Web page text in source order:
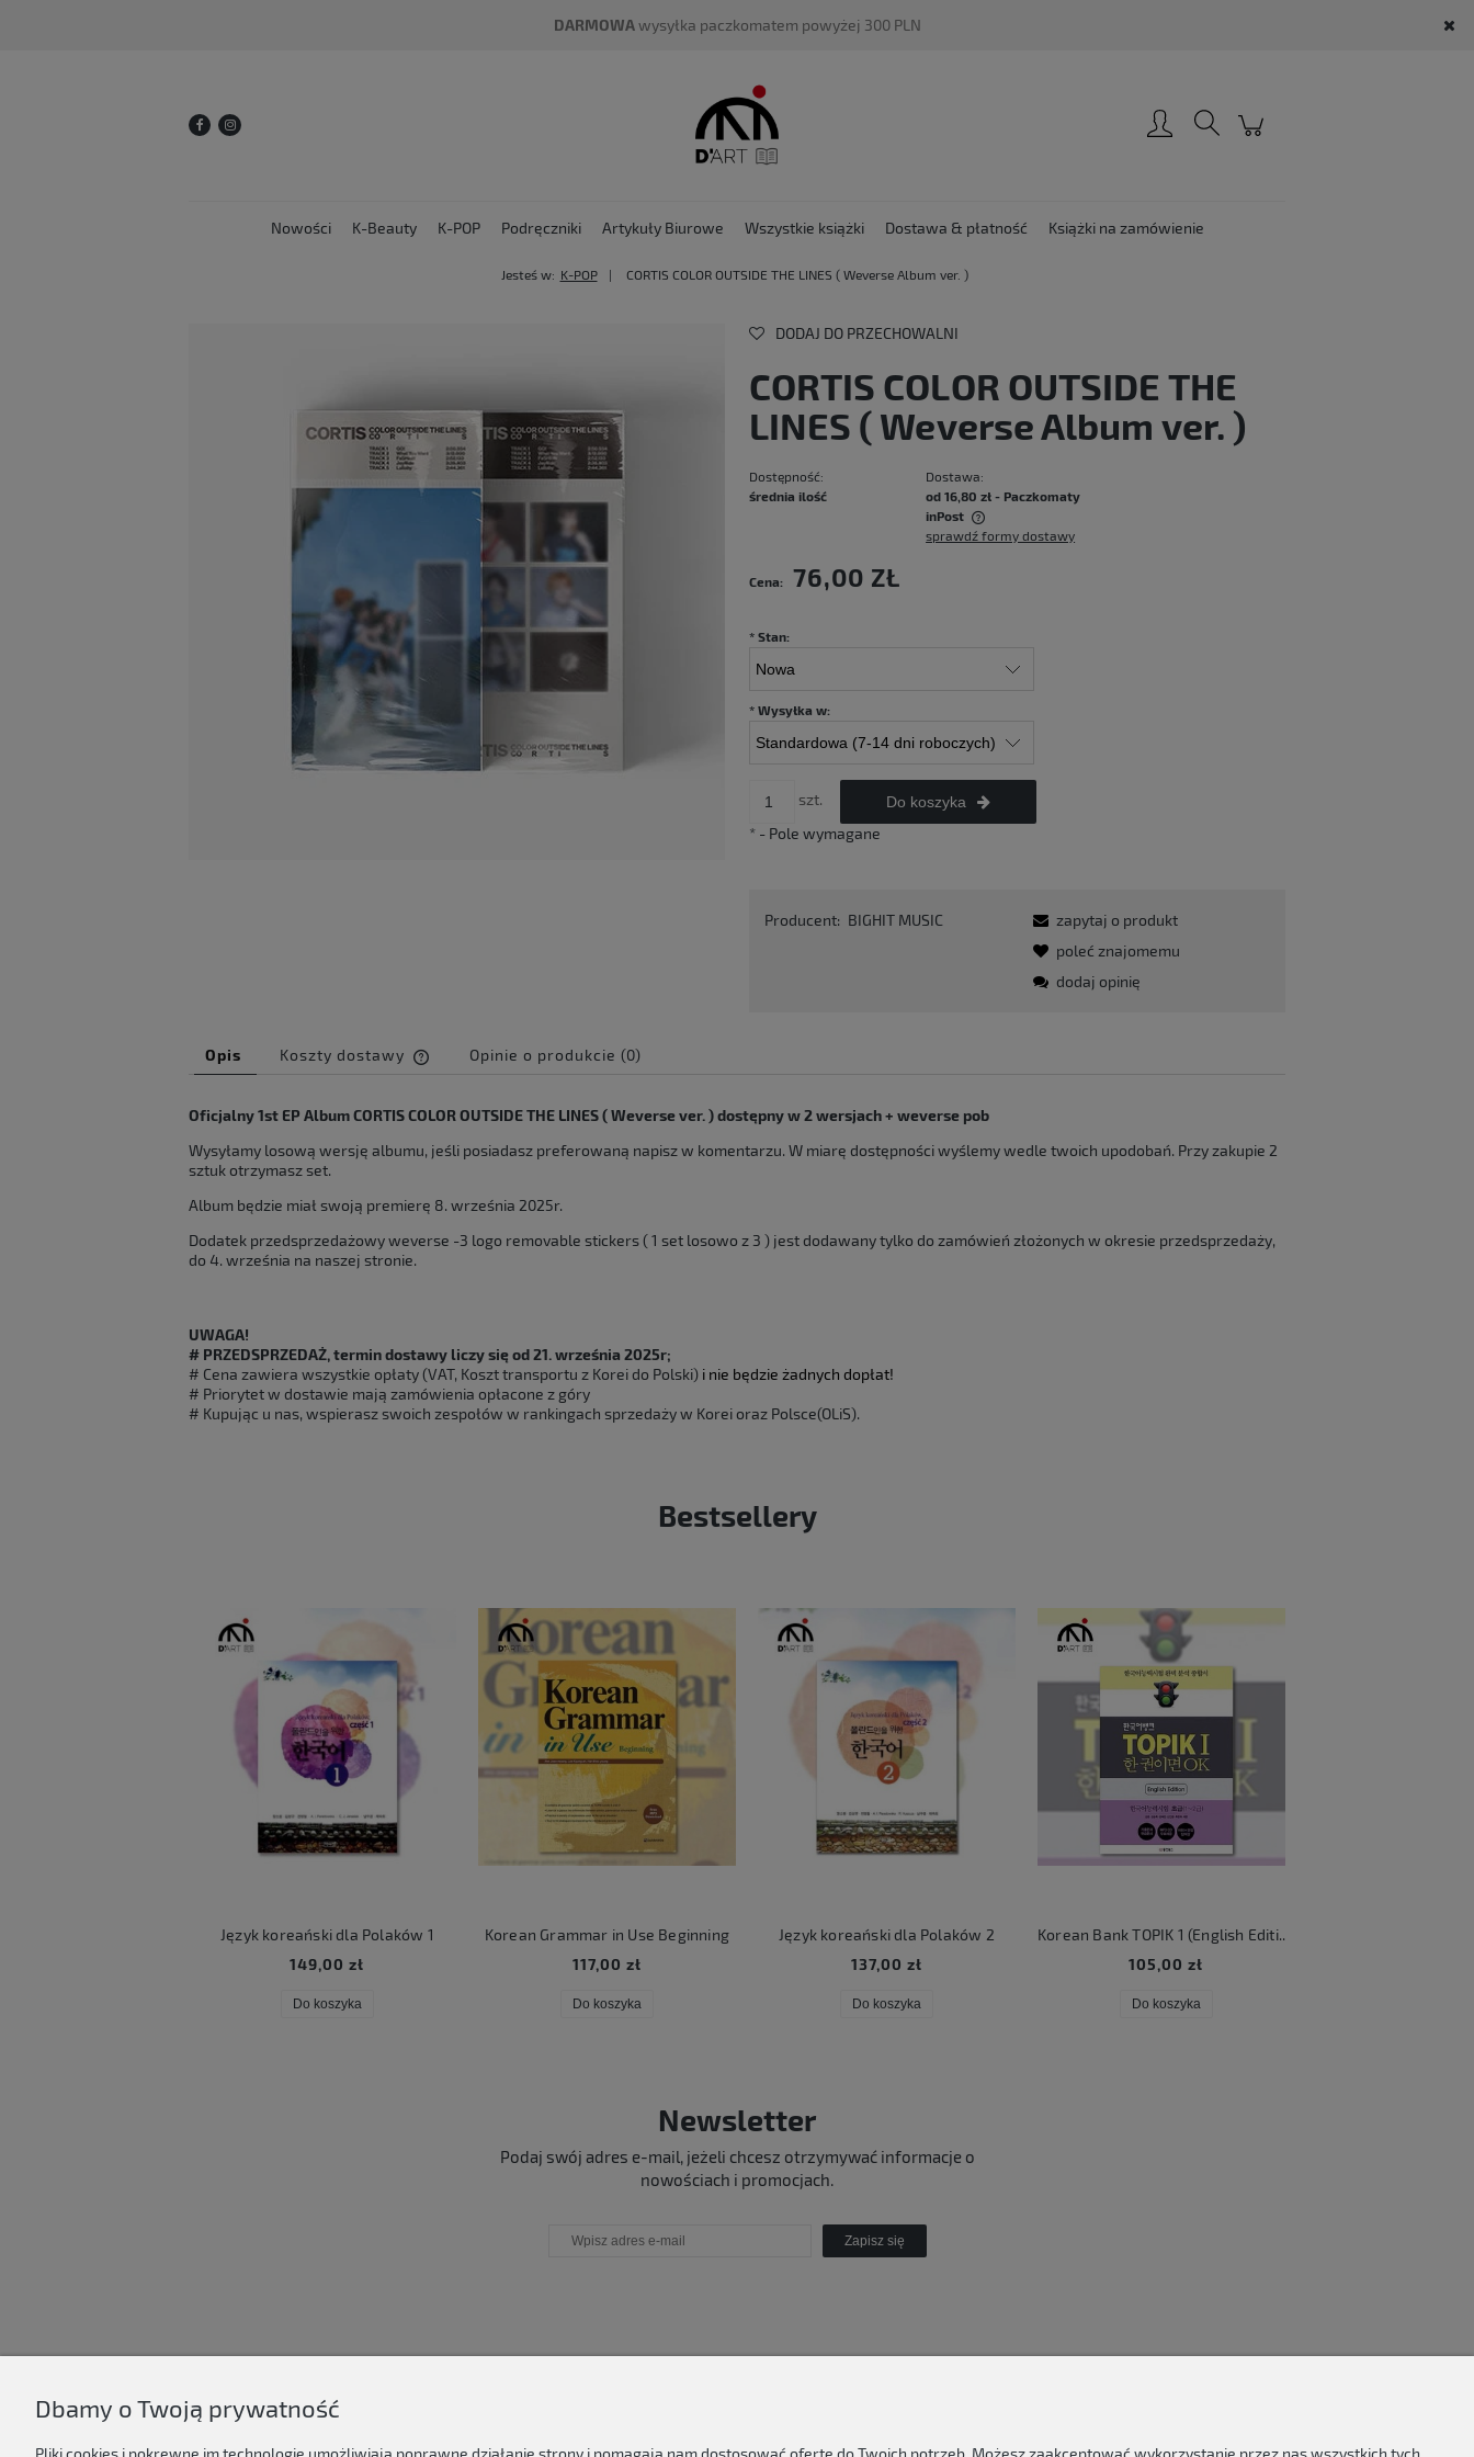
DARMOWAwysyłka paczkomatem powyżej 300 PLN
Nowości K-Beauty K-POP Podręczniki Artykuły Biurowe Wszystkie książki Dostawa & płatność Książki na zamówienie
Jesteś w: K-POP CORTIS COLOR OUTSIDE THE LINES ( Weverse Album ver. )
DODAJ DO PRZECHOWALNI
CORTIS COLOR OUTSIDE THE
LINES ( Weverse Album ver. )
Dostępność:
średnia ilość
Dostawa:
od 16,80 zł - Paczkomaty
inPost
płatności
sprawdź formy dostawy
Cena: 76,00 ZŁ
*Stan:
*Wysyłka w:
szt. Do koszyka
*- Pole wymagane
Producent: BIGHIT MUSIC
zapytaj o produkt
poleć znajomemu
dodaj opinię
Opis Koszty dostawy
Cena nie zawiera ewentualnych
Opinie o produkcie (0)
Oficjalny 1st EP Album CORTIS COLOR OUTSIDE THE LINES ( Weverse ver. ) dostępny w 2 wersjach + weverse pob
Wysyłamy losową wersję albumu, jeśli posiadasz preferowaną napisz w komentarzu. W miarę dostępności wyślemy wedle twoich upodobań. Przy zakupie 2
sztuk otrzymasz set.
Album będzie miał swoją premierę 8. września 2025r.
Dodatek przedsprzedażowy weverse -3 logo removable stickers ( 1 set losowo z 3 ) jest dodawany tylko do zamówień złożonych w okresie przedsprzedaży,
do 4. września na naszej stronie.
UWAGA!
# PRZEDSPRZEDAŻ, termin dostawy liczy się od 21. września 2025r;
# Cena zawiera wszystkie opłaty (VAT, Koszt transportu z Korei do Polski) i nie będzie żadnych dopłat!
# Priorytet w dostawie mają zamówienia opłacone z góry
# Kupując u nas, wspierasz swoich zespołów w rankingach sprzedaży w Korei oraz Polsce(OLiS).
Bestsellery
Język koreański dla Polaków 1
149,00 zł
Do koszyka
Korean Grammar in Use Beginning
117,00 zł
Do koszyka
Język koreański dla Polaków 2
137,00 zł
Do koszyka
Korean Bank TOPIK 1 (English Edition)
105,00 zł
Do koszyka
Newsletter
Podaj swój adres e-mail, jeżeli chcesz otrzymywać informacje o
nowościach i promocjach.
Zapisz się
Dbamy o Twoją prywatność
Pliki cookies i pokrewne im technologie umożliwiają poprawne działanie strony i pomagają nam dostosować ofertę do Twoich potrzeb. Możesz zaakceptować wykorzystanie przez nas wszystkich tych